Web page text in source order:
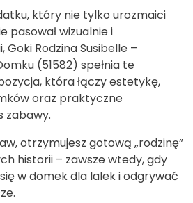
który nie tylko urozmaici
pasował wizualnie i
Goki Rodzina Susibelle –
(51582) spełnia te
która łączy estetykę,
oraz praktyczne
zabawy.
otrzymujesz gotową „rodzinę”
historii – zawsze wtedy, gdy
w domek dla lalek i odgrywać